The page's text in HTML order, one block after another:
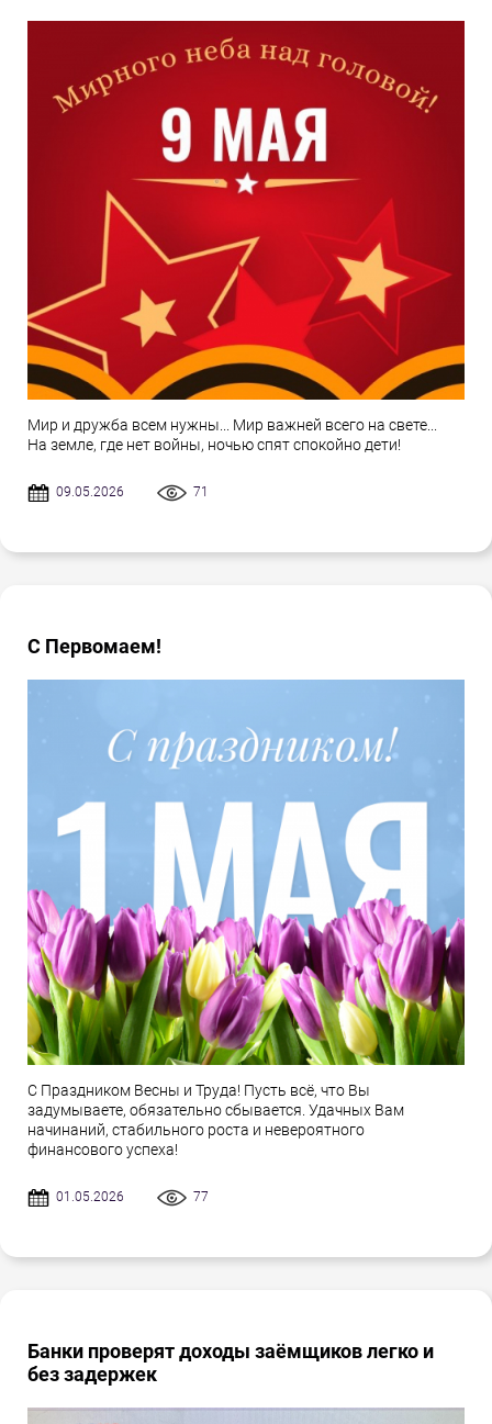
Мир и дружба всем нужны... Мир важней всего на свете...
На земле, где нет войны, ночью спят спокойно дети!
09.05.2026 71
С Первомаем!
С Праздником Весны и Труда! Пусть всё, что Вы
задумываете, обязательно сбывается. Удачных Вам
начинаний, стабильного роста и невероятного
финансового успеха!
01.05.2026 77
Банки проверят доходы заёмщиков легко и
без задержек